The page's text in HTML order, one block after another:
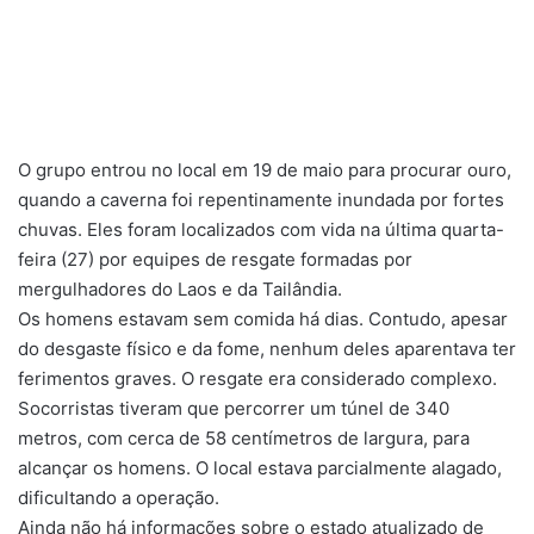
O grupo entrou no local em 19 de maio para procurar ouro,
quando a caverna foi repentinamente inundada por fortes
chuvas. Eles foram localizados com vida na última quarta-
feira (27) por equipes de resgate formadas por
mergulhadores do Laos e da Tailândia.
Os homens estavam sem comida há dias. Contudo, apesar
do desgaste físico e da fome, nenhum deles aparentava ter
ferimentos graves. O resgate era considerado complexo.
Socorristas tiveram que percorrer um túnel de 340
metros, com cerca de 58 centímetros de largura, para
alcançar os homens. O local estava parcialmente alagado,
dificultando a operação.
Ainda não há informações sobre o estado atualizado de